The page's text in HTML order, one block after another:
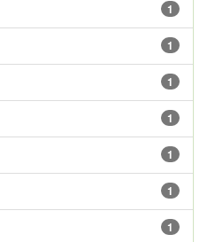
1
1
1
1
1
1
1